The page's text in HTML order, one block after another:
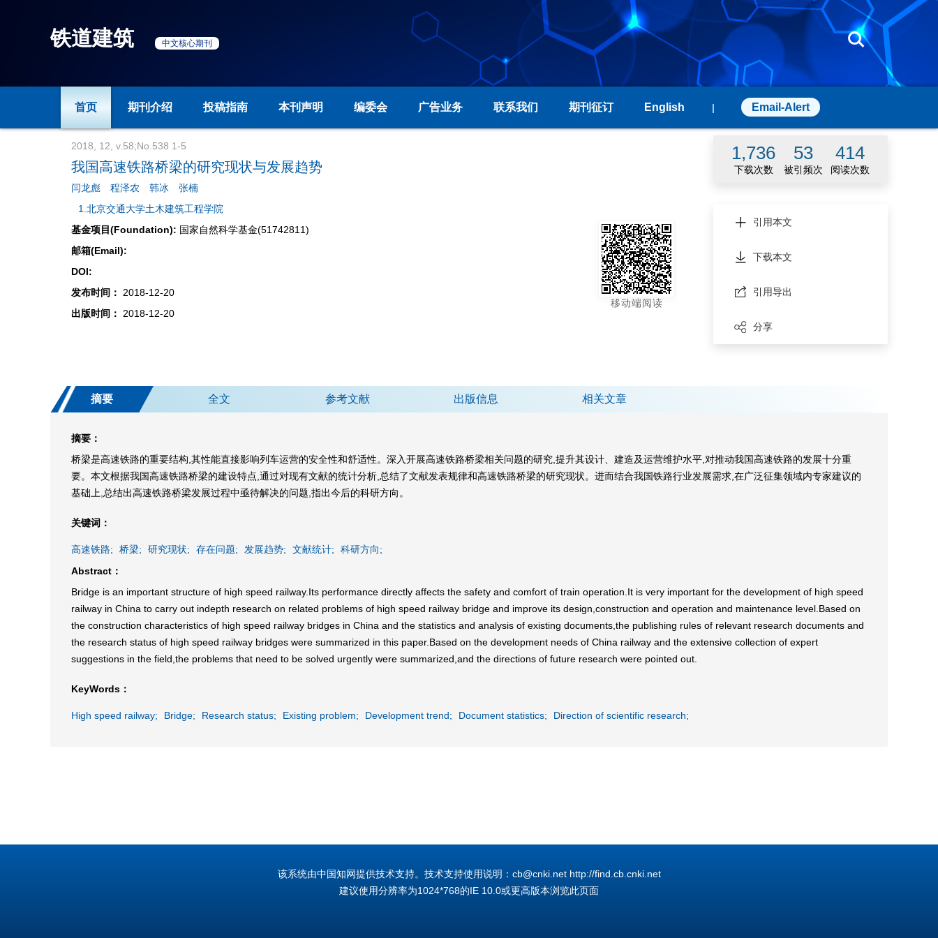
铁道建筑 中文核心期刊
首页 期刊介绍 投稿指南 本刊声明 编委会 广告业务 联系我们 期刊征订 English | Email-Alert
2018, 12, v.58;No.538 1-5
我国高速铁路桥梁的研究现状与发展趋势
闫龙彪 程泽农 韩冰
张楠
1.北京交通大学土木建筑工程学院
基金项目(Foundation): 国家自然科学基金(51742811)
邮箱(Email):
DOI:
发布时间：
2018-12-20
出版时间：
2018-12-20
移动端阅读
1,736 53 414
下载次数 被引频次 阅读次数
引用本文
下载本文
引用导出
分享
摘要 全文 参考文献 出版信息 相关文章
摘要：
桥梁是高速铁路的重要结构,其性能直接影响列车运营的安全性和舒适性。深入开展高速铁路桥梁相关问题的研究,提升其设计、建造及运营维护水平,对推动我国高速铁路的发展十分重
要。本文根据我国高速铁路桥梁的建设特点,通过对现有文献的统计分析,总结了文献发表规律和高速铁路桥梁的研究现状。进而结合我国铁路行业发展需求,在广泛征集领域内专家建议的
基础上,总结出高速铁路桥梁发展过程中亟待解决的问题,指出今后的科研方向。
关键词：
高速铁路; 桥梁; 研究现状; 存在问题; 发展趋势; 文献统计;
科研方向;
Abstract：
Bridge is an important structure of high speed railway.Its performance directly affects the safety and comfort of train operation.It is very important for the development of high speed
railway in China to carry out indepth research on related problems of high speed railway bridge and improve its design,construction and operation and maintenance level.Based on
the construction characteristics of high speed railway bridges in China and the statistics and analysis of existing documents,the publishing rules of relevant research documents and
the research status of high speed railway bridges were summarized in this paper.Based on the development needs of China railway and the extensive collection of expert
suggestions in the field,the problems that need to be solved urgently were summarized,and the directions of future research were pointed out.
KeyWords：
High speed railway; Bridge; Research status; Existing problem; Development trend; Document statistics; Direction of scientific research;
该系统由中国知网提供技术支持。技术支持使用说明：cb@cnki.net http://find.cb.cnki.net
建议使用分辨率为1024*768的IE 10.0或更高版本浏览此页面